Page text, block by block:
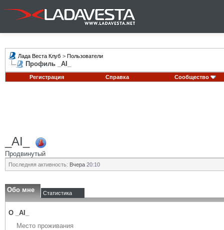
Лада Веста Клуб > Пользователи
Профиль _AI_
Регистрация Справка Сообщество
_AI_
Продвинутый
Последняя активность: Вчера 20:10
Обо мне Статистика
О _AI_
Место проживания